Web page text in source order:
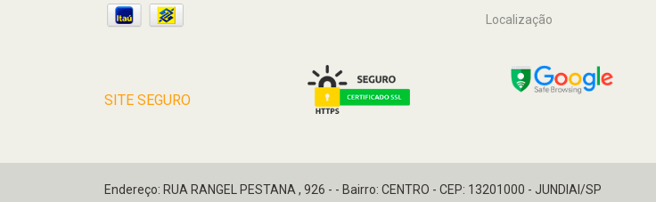
Localização
SITE SEGURO
Endereço: RUA RANGEL PESTANA , 926 - - Bairro: CENTRO - CEP: 13201000 - JUNDIAI/SP